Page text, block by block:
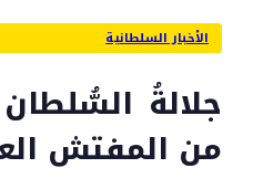
الأخبار السلطانية
جلالةُ
من المفتش